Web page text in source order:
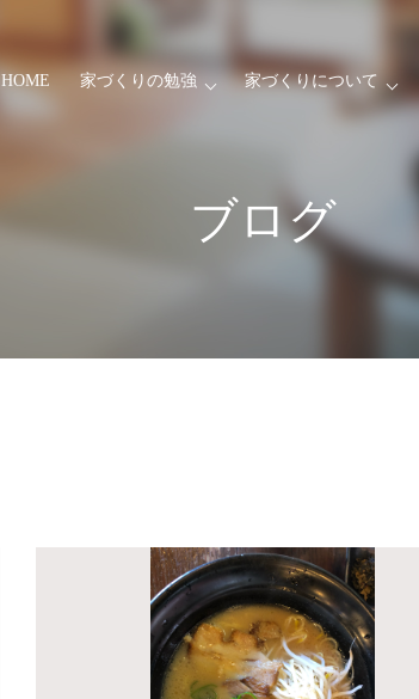
HOME 家づくりの勉強 家づくりについて
ブログ